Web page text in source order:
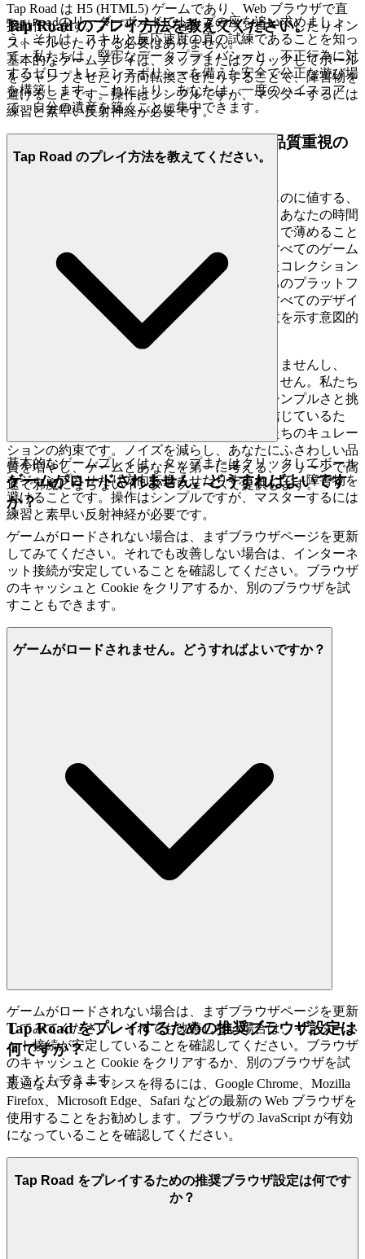
Tap Roadのリーダーボードでトップの座を追い求めましょ
う。それは、スキルと反応速度の真の試練であることを知っ
て。私たちは、堅牢なデータプライバシーと、不正行為に対
するゼロ・トレランスポリシーを備えた安全で公正な遊び場
を構築します。これにより、あなたは、一度のハイスコア
で、自分の遺産を築くことに集中できます。
4. プレイヤーへの敬意：厳選された、品質重視の
世界
私たちは、私たちのプレイヤーは、卓越したものに値する、
知的で目の肥えた個人であると信じています。あなたの時間
は貴重であり、私たちはあなたの体験を凡庸さで薄めること
を拒否します。私たちは、これまで作られたすべてのゲーム
の保管庫ではありません。私たちは厳選されたコレクション
であり、量よりも質を重視する証です。私たちのプラットフ
ォーム上のすべてのゲーム、すべての機能、すべてのデザイ
ンの選択は、プレイヤーであるあなたへの敬意を示す意図的
ここでは、何千ものクローンゲームは見つかりませんし、
延々と続く雑然としたものに迷うこともありません。私たち
があなたの時間にふさわしい、シンプルさと挑
戦の完璧な融合である優れたゲームであると信じているた
め、このゲームを特集しています。それが私たちのキュレー
ションの約束です。ノイズを減らし、あなたにふさわしい品
質を増やし、ゲームとあなたを第一に考える、クリーンで高
速で邪魔にならないインターフェースで提供します。
Tap Road は H5 (HTML5) ゲームであり、Web ブラウザで直
接動作します。アプリケーションをダウンロードしたりイン
ストールしたりする必要はありません。
Tap Road のプレイ方法を教えてください。
基本的なゲームプレイは、タップまたはクリックしてボール
をジャンプさせたり方向転換させたりすることで、障害物を
避けることです。操作はシンプルですが、マスターするには
練習と素早い反射神経が必要です。
Tap Road のプレイ方法を教えてください。
基本的なゲームプレイは、タップまたはクリックしてボール
をジャンプさせたり方向転換させたりすることで、障害物を
避けることです。操作はシンプルですが、マスターするには
練習と素早い反射神経が必要です。
ゲームがロードされません。どうすればよいです
か？
ゲームがロードされない場合は、まずブラウザページを更新
してみてください。それでも改善しない場合は、インターネ
ット接続が安定していることを確認してください。ブラウザ
のキャッシュと Cookie をクリアするか、別のブラウザを試
すこともできます。
ゲームがロードされません。どうすればよいですか？
ゲームがロードされない場合は、まずブラウザページを更新
してみてください。それでも改善しない場合は、インターネ
ット接続が安定していることを確認してください。ブラウザ
のキャッシュと Cookie をクリアするか、別のブラウザを試
すこともできます。
Tap Road をプレイするための推奨ブラウザ設定は
何ですか？
最適なパフォーマンスを得るには、Google Chrome、Mozilla
Firefox、Microsoft Edge、Safari などの最新の Web ブラウザを
使用することをお勧めします。ブラウザの JavaScript が有効
になっていることを確認してください。
Tap Road をプレイするための推奨ブラウザ設定は何です
か？